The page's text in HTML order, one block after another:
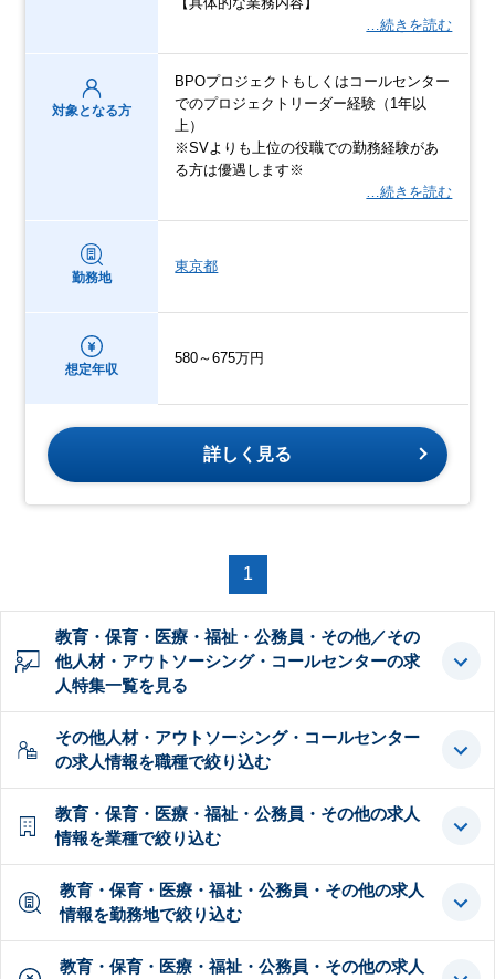
…続きを読む
対象となる方
BPOプロジェクトもしくはコールセンター
でのプロジェクトリーダー経験（1年以
上）
※SVよりも上位の役職での勤務経験があ
る方は優遇します※
…続きを読む
勤務地
東京都
想定年収
580～675万円
詳しく見る
1
教育・保育・医療・福祉・公務員・その他／その
他人材・アウトソーシング・コールセンターの求
人特集一覧を見る
その他人材・アウトソーシング・コールセンター
の求人情報を職種で絞り込む
教育・保育・医療・福祉・公務員・その他の求人
情報を業種で絞り込む
教育・保育・医療・福祉・公務員・その他の求人
情報を勤務地で絞り込む
教育・保育・医療・福祉・公務員・その他の求人